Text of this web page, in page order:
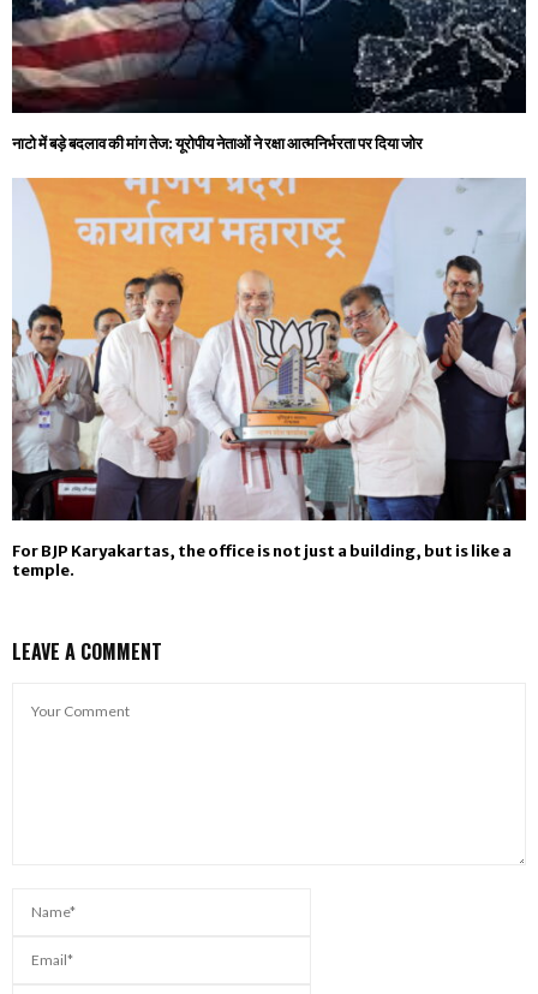
नाटो में बड़े बदलाव की मांग तेज: यूरोपीय नेताओं ने रक्षा आत्मनिर्भरता पर दिया जोर
For BJP Karyakartas, the office is not just a building, but is like a
temple.
LEAVE A COMMENT